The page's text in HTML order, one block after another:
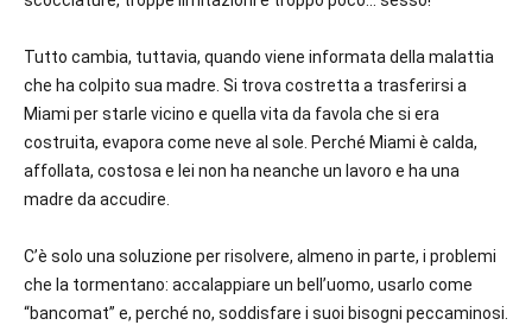
Tutto cambia, tuttavia, quando viene informata della malattia
che ha colpito sua madre. Si trova costretta a trasferirsi a
Miami per starle vicino e quella vita da favola che si era
costruita, evapora come neve al sole. Perché Miami è calda,
affollata, costosa e lei non ha neanche un lavoro e ha una
madre da accudire.
C’è solo una soluzione per risolvere, almeno in parte, i problemi
che la tormentano: accalappiare un bell’uomo, usarlo come
“bancomat” e, perché no, soddisfare i suoi bisogni peccaminosi.